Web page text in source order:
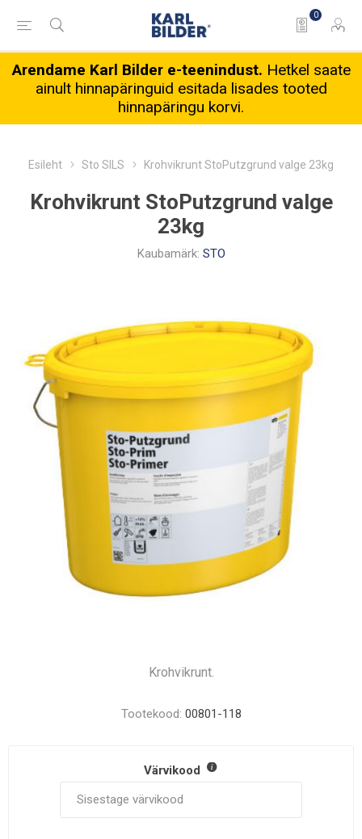
0
Arendame Karl Bilder e-teenindust. Hetkel saate
ainult hinnapäringuid esitada lisades tooted
hinnapäringu korvi.
Esileht Sto SILS Krohvikrunt StoPutzgrund valge 23kg
Krohvikrunt StoPutzgrund valge
23kg
Kaubamärk: STO
Krohvikrunt.
Tootekood: 00801-118
Värvikood